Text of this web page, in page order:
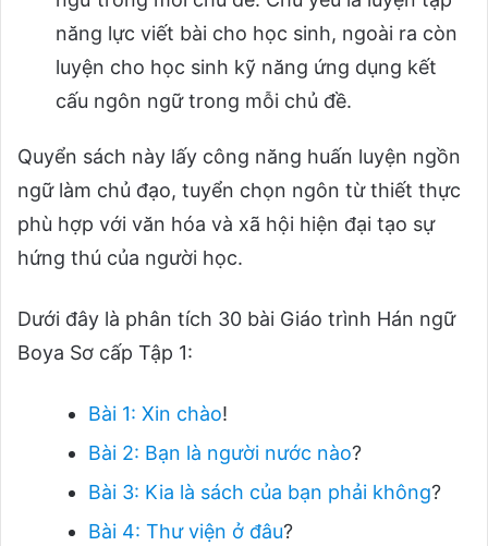
năng lực viết bài cho học sinh, ngoài ra còn
luyện cho học sinh kỹ năng ứng dụng kết
cấu ngôn ngữ trong mỗi chủ đề.
Quyển sách này lấy công năng huấn luyện ngồn
ngữ làm chủ đạo, tuyển chọn ngôn từ thiết thực
phù hợp với văn hóa và xã hội hiện đại tạo sự
hứng thú của người học.
Dưới đây là phân tích 30 bài Giáo trình Hán ngữ
Boya Sơ cấp Tập 1:
Bài 1: Xin chào!
Bài 2: Bạn là người nước nào?
Bài 3: Kia là sách của bạn phải không?
Bài 4: Thư viện ở đâu?